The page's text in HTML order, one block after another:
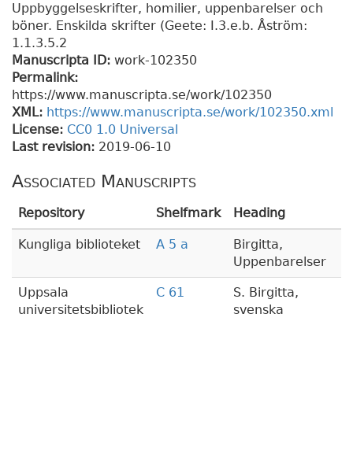
Uppbyggelseskrifter, homilier, uppenbarelser och
böner. Enskilda skrifter (Geete: I.3.e.b. Åström:
1.1.3.5.2
Manuscripta ID: work-102350
Permalink:
https://www.manuscripta.se/work/102350
XML: https://www.manuscripta.se/work/102350.xml
License: CC0 1.0 Universal
Last revision: 2019-06-10
Associated Manuscripts
Repository Shelfmark Heading
Kungliga biblioteket A 5 a
Birgitta,
Uppenbarelser
Uppsala
universitetsbibliotek
C 61
S. Birgitta,
svenska